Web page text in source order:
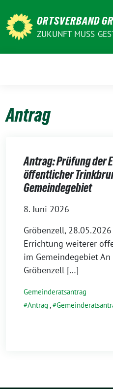
zum
Inhalt
ORTSVERBAND
ZUKUNFT MUSS
Antrag
Antrag: Prüfung der
öffentlicher
Gemeindegebiet
8. Juni 2026
Gröbenzell,
Errichtung weiterer
im Gemeindegebiet
Gröbenzell […]
Gemeinderatsantrag
Antrag ,